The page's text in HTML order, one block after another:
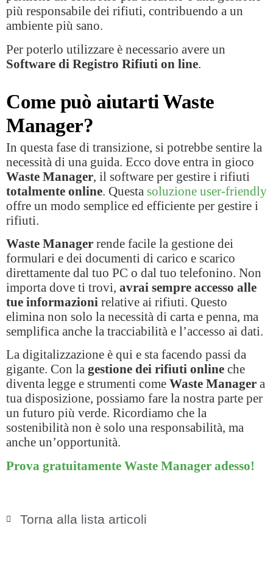
più responsabile dei rifiuti, contribuendo a un
ambiente più sano.
Per poterlo utilizzare è necessario avere un
Software di Registro Rifiuti on line
Come può aiutarti Waste
Manager?
In questa fase di transizione, si potrebbe sentire la
necessità di una guida. Ecco dove entra in gioco
Waste Manager , il software per gestire i rifiuti
totalmente online . Questa soluzione user-friendly
offre un modo semplice ed efficiente per gestire i
rifiuti.
Waste Manager rende facile la gestione dei
formulari e dei documenti di carico e scarico
direttamente dal tuo PC o dal tuo telefonino. Non
importa dove ti trovi, avrai sempre accesso alle
tue informazioni relative ai rifiuti. Questo
elimina non solo la necessità di carta e penna, ma
semplifica anche la tracciabilità e l’accesso ai dati.
La digitalizzazione è qui e sta facendo passi da
gigante. Con la gestione dei rifiuti online che
diventa legge e strumenti come Waste Manager a
tua disposizione, possiamo fare la nostra parte per
un futuro più verde. Ricordiamo che la
sostenibilità non è solo una responsabilità, ma
anche un’opportunità.
Prova gratuitamente Waste Manager adesso!
Torna alla lista articoli